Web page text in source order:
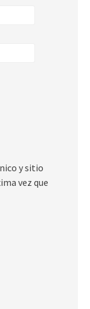
y sitio
vez que